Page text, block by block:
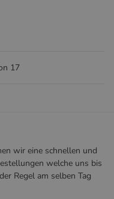
17
wir eine schnellen und
welche uns bis
Regel am selben Tag